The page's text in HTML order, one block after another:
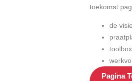
toekomst
de visie
toolbox
Pagina